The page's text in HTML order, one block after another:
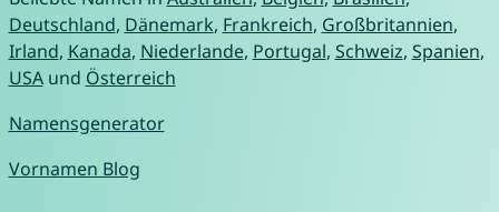
Deutschland, Dänemark, Frankreich, Großbritannien,
Irland, Kanada, Niederlande, Portugal, Schweiz, Spanien,
USAund Österreich
Namensgenerator
Vornamen Blog